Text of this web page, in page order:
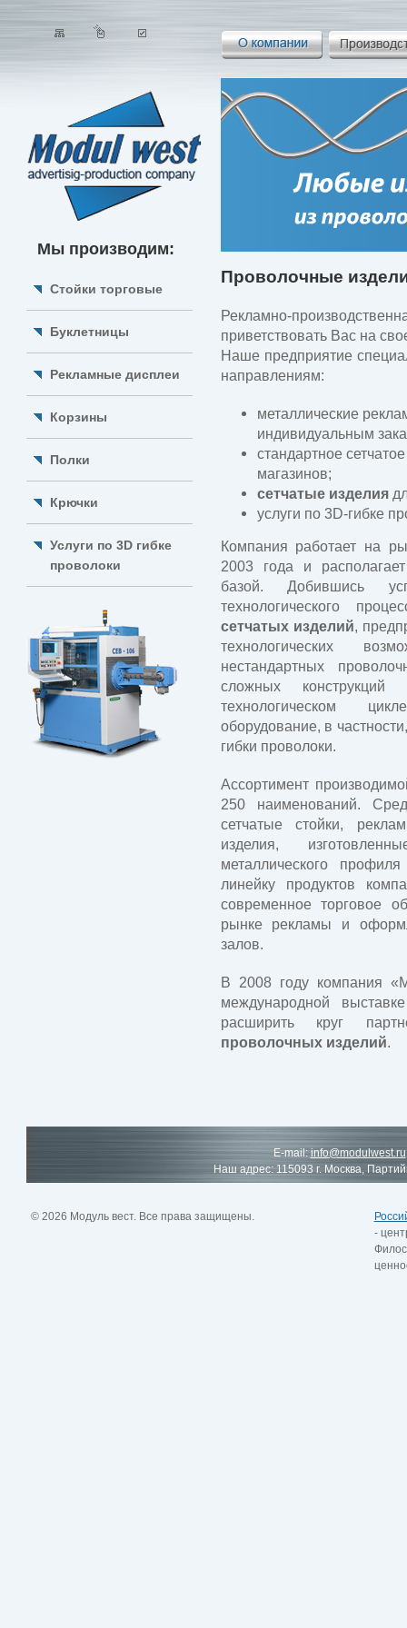
Мы производим:
Стойки торговые
Буклетницы
Рекламные дисплеи
Корзины
Полки
Крючки
Услуги по 3D гибке
проволоки
Проволочные
Рекламно-
приветствовать Вас на
Наше предприятие
направлениям:
металлические
индивидуальным
стандартное
магазинов;
сетчатые изделия
услуги по 3D-гибке
Компания работает на
2003 года и
базой. Добившись
технологического
сетчатых изделий,
технологических
нестандартных
сложных
технологическом
оборудование, в
гибки проволоки.
Ассортимент
250 наименований.
сетчатые стойки,
изделия,
металлического
линейку продуктов
современное торговое
рынке рекламы и
залов.
В 2008 году компания
международной
расширить круг
проволочных изделий.
E-mail: info@modulwest.ru
Наш адрес: 115093 г. Москва,
© 2026 Модуль вест. Все права защищены.
-